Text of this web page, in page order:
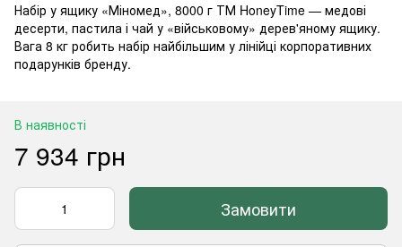
Набір у ящику «Міномед», 8000 г ТМ HoneyTime — медові
десерти, пастила і чай у «військовому» дерев'яному ящику.
Вага 8 кг робить набір найбільшим у лінійці корпоративних
подарунків бренду.
В наявності
7 934 грн
Замовити